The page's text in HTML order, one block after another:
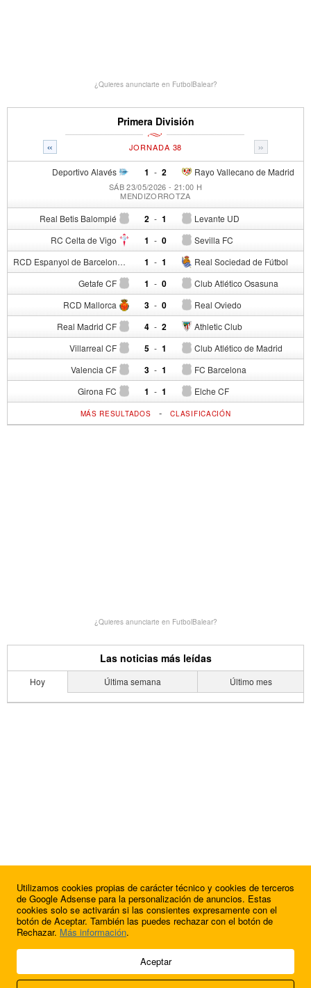
¿Quieres anunciarte en FutbolBalear?
Primera División
« »
JORNADA 38
Deportivo Alavés 1 - Rayo Vallecano de Madrid
2
SÁB 23/05/2026 - 21:00 H
MENDIZORROTZA
Real Betis Balompié 2 - Levante UD
1
RC Celta de Vigo 1 - Sevilla FC
0
RCD Espanyol de Barcelona 1 - Real Sociedad de Fútbol
1
Getafe CF 1 - Club Atlético Osasuna
0
RCD Mallorca 3 - Real Oviedo
0
Real Madrid CF 4 - Athletic Club
2
Villarreal CF 5 - Club Atlético de Madrid
1
Valencia CF 3 - FC Barcelona
1
Girona FC 1 - Elche CF
1
MÁS RESULTADOS -CLASIFICACIÓN
¿Quieres anunciarte en FutbolBalear?
Las noticias más leídas
Hoy Última semana Último mes
© 2009 - 2026 Soluciones Corporativas IP, SL.
Utilizamos cookies propias de carácter técnico y cookies de terceros
de Google Adsense para la personalización de anuncios. Estas
cookies solo se activarán si las consientes expresamente con el
botón de Aceptar. También las puedes rechazar con el botón de
Rechazar. Más información.
Aceptar